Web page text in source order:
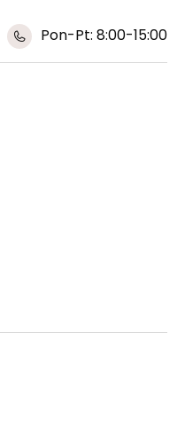
Pon-Pt: 8:00-15:00